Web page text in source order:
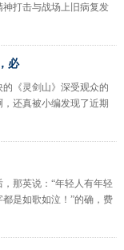
打击与战场上旧病复发
必
《灵剑山》深受观众的
还真被小编发现了近期
那英说：“年轻人有年轻
是如歌如泣！”的确，费